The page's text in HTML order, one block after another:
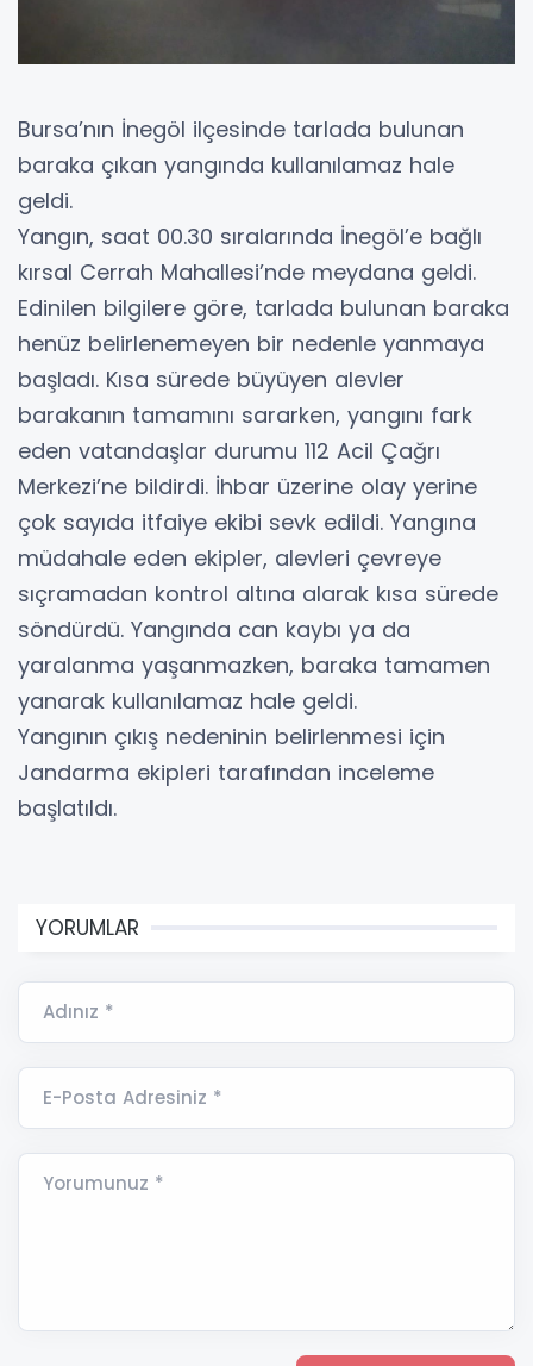
Bursa’nın İnegöl ilçesinde tarlada bulunan
baraka çıkan yangında kullanılamaz hale
geldi.
Yangın, saat 00.30 sıralarında İnegöl’e bağlı
kırsal Cerrah Mahallesi’nde meydana geldi.
Edinilen bilgilere göre, tarlada bulunan baraka
henüz belirlenemeyen bir nedenle yanmaya
başladı. Kısa sürede büyüyen alevler
barakanın tamamını sararken, yangını fark
eden vatandaşlar durumu 112 Acil Çağrı
Merkezi’ne bildirdi. İhbar üzerine olay yerine
çok sayıda itfaiye ekibi sevk edildi. Yangına
müdahale eden ekipler, alevleri çevreye
sıçramadan kontrol altına alarak kısa sürede
söndürdü. Yangında can kaybı ya da
yaralanma yaşanmazken, baraka tamamen
yanarak kullanılamaz hale geldi.
Yangının çıkış nedeninin belirlenmesi için
Jandarma ekipleri tarafından inceleme
başlatıldı.
YORUMLAR
Adınız *
E-Posta Adresiniz *
Yorumunuz *